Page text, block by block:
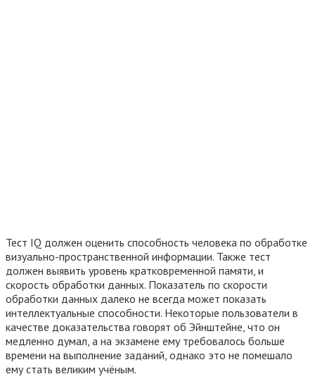
Тест IQ должен оценить способность человека по обработке
визуально-пространственной информации. Также тест
должен выявить уровень кратковременной памяти, и
скорость обработки данных. Показатель по скорости
обработки данных далеко не всегда может показать
интеллектуальные способности. Некоторые пользователи в
качестве доказательства говорят об Эйнштейне, что он
медленно думал, а на экзамене ему требовалось больше
времени на выполнение заданий, однако это не помешало
ему стать великим учёным.